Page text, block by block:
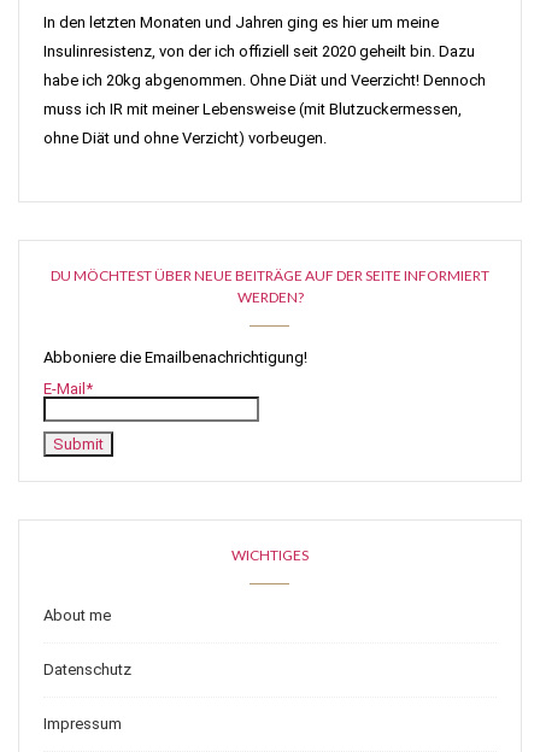
In den letzten Monaten und Jahren ging es hier um meine
Insulinresistenz, von der ich offiziell seit 2020 geheilt bin. Dazu
habe ich 20kg abgenommen. Ohne Diät und Veerzicht! Dennoch
muss ich IR mit meiner Lebensweise (mit Blutzuckermessen,
ohne Diät und ohne Verzicht) vorbeugen.
DU MÖCHTEST ÜBER NEUE BEITRÄGE AUF DER SEITE INFORMIERT
WERDEN?
Abboniere die Emailbenachrichtigung!
E-Mail*
WICHTIGES
About me
Datenschutz
Impressum